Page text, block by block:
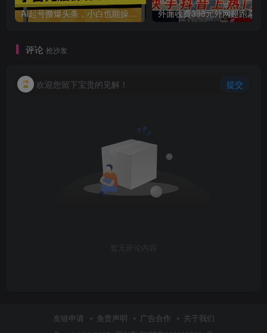
AI起号撸爆头条，小白也能操作，日入2000+
评论 抢沙发
欢迎您留下宝贵的见解！ 提交
暂无评论内容
友链申请 免责声明 广告合作 关于我们